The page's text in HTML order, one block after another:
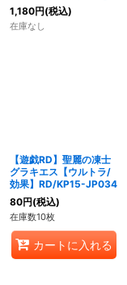
1,180円(税込)
在庫なし
【遊戯RD】聖麗の凍士
グラキエス【ウルトラ/
効果】RD/KP15-JP034
80円(税込)
在庫数10枚
カートに入れる